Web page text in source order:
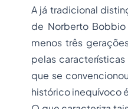
A já tradicional
de Norberto
menos três
pelas
que se
histórico inequívoco